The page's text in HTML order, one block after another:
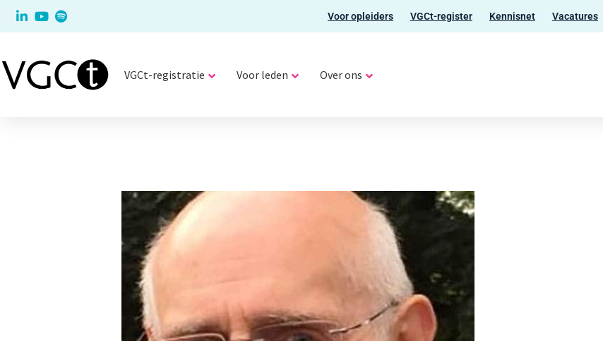
Voor opleiders VGCt-register Kennisnet Vacatures
VGCt-registratie Voor leden Over ons